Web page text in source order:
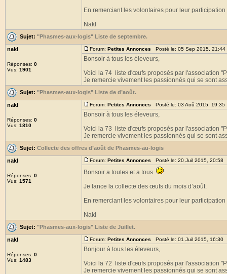
En remerciant les volontaires pour leur participation
Nakl
Sujet: "Phasmes-aux-logis" Liste de septembre.
nakl
Réponses: 0
Vus: 1901
Forum: Petites Annonces Posté le: 05 Sep 2015,
Bonsoir à tous les éleveurs,
Voici la 74 liste d'œufs proposés par l'association
Je remercie vivement les passionnés qui se sont
Sujet: "Phasmes-aux-logis" Liste de d’août.
nakl
Réponses: 0
Vus: 1810
Forum: Petites Annonces Posté le: 03 Aoû 2015,
Bonsoir à tous les éleveurs,
Voici la 73 liste d'œufs proposés par l'association
Je remercie vivement les passionnés qui se sont
Sujet: Collecte des offres d’août de Phasmes-au-logis
nakl
Réponses: 0
Vus: 1571
Forum: Petites Annonces Posté le: 20 Juil 2015,
Bonsoir a toutes et a tous
Je lance la collecte des œufs du mois d’août.
En remerciant les volontaires pour leur participation
Nakl
Sujet: "Phasmes-aux-logis" Liste de Juillet.
nakl
Réponses: 0
Vus: 1483
Forum: Petites Annonces Posté le: 01 Juil 2015,
Bonjour à tous les éleveurs,
Voici la 72 liste d'œufs proposés par l'association
Je remercie vivement les passionnés qui se sont